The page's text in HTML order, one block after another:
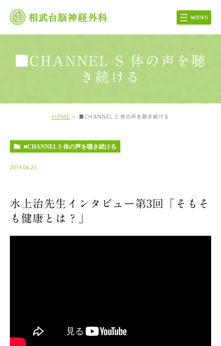
■CHANNEL S 体の声を聴
き続ける
HOME ■CHANNEL S 体の声を聴き続ける
■CHANNEL S 体の声を聴き続ける
2014.06.23
水上治先生インタビュー第3回「そもそ
も健康とは？」